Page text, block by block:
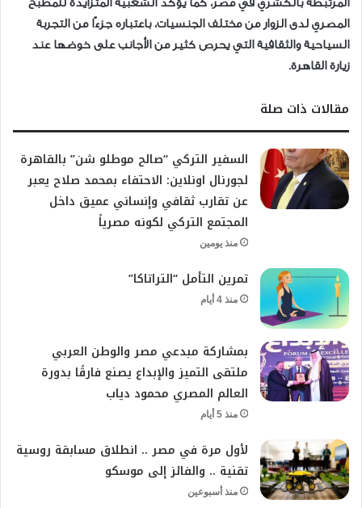
المصري لدى الزوار من مختلف الجنسيات، باعتباره جزءًا من التجربة
السياحية والثقافية التي يحرص كثير من الأجانب على خوضها عند
زيارة القاهرة.
مقالات ذات صلة
السفير التركي “صالح موطلو شن” بالقاهرة
لجورنال اونلاين: الاحتفاء بمحمد صلاح يعبر
عن تقارب ثقافي وإنساني عميق داخل
المجتمع التركي لكونه مصرياً
منذ يومين
تمرين التأمل “التراتاكا”
منذ 4 أيام
بمشاركة مبدعي مصر والوطن العربي
ملتقى التميز والإبداع يصنع فارقًا بدورة
العالم المصري محمود دياب
منذ 5 أيام
لأول مرة في مصر .. انطلاق مسابقة روسية
تقنية .. والفائز إلى موسكو
منذ أسبوعين